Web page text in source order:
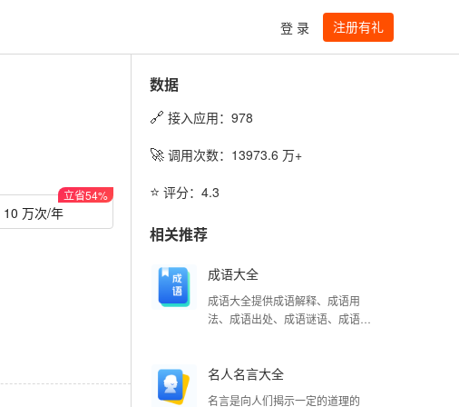
登 录 注册有礼
10 万次/年
立省54%
数据
🔗 接入应用： 978
🚀 调用次数： 13973.6 万+
⭐️ 评分： 4.3
相关推荐
成语大全
成语大全提供成语解释、成语用
法、成语出处、成语谜语、成语故
名人名言大全
名言是向人们揭示一定的道理的